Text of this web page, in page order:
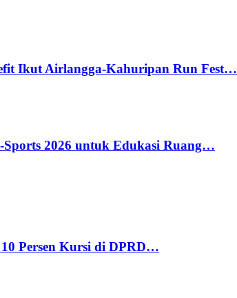
Ikut Airlangga-Kahuripan Run Fest…
2026 untuk Edukasi Ruang…
Persen Kursi di DPRD…